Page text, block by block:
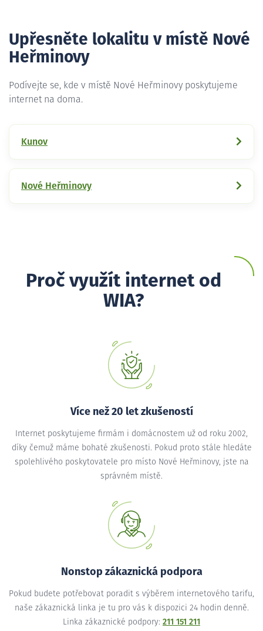
Upřesněte lokalitu v místě Nové
Heřminovy
Podívejte se, kde v místě Nové Heřminovy poskytujeme
internet na doma.
Kunov
Nové Heřminovy
Proč využít internet od
WIA?
Více než 20 let zkušeností
Internet poskytujeme firmám i domácnostem už od roku 2002,
díky čemuž máme bohaté zkušenosti. Pokud proto stále hledáte
spolehlivého poskytovatele pro místo Nové Heřminovy, jste na
správném místě.
Nonstop zákaznická podpora
Pokud budete potřebovat poradit s výběrem internetového tarifu,
naše zákaznická linka je tu pro vás k dispozici 24 hodin denně.
Linka zákaznické podpory: 211 151 211